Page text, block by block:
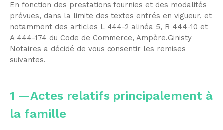
En fonction des prestations fournies et des modalités
prévues, dans la limite des textes entrés en vigueur, et
notamment des articles L 444-2 alinéa 5, R 444-10 et
A 444-174 du Code de Commerce, Ampère.Ginisty
Notaires a décidé de vous consentir les remises
suivantes.
1 —Actes relatifs principalement à
la famille